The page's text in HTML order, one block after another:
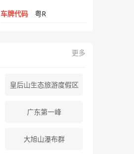
车牌代码 粤R
更多
皇后山生态旅游度假区
广东第一峰
大旭山瀑布群